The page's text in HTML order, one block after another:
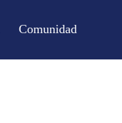
Comunidad